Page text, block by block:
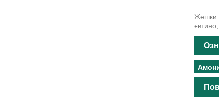
Жешки